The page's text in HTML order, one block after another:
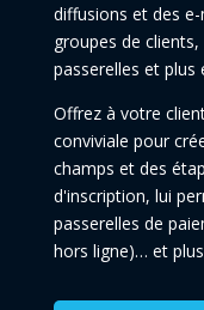
diffusions et des
groupes de
passerelles et plus
Offrez à votre
conviviale pour
champs et des
d'inscription, lui
passerelles de
hors ligne)… et